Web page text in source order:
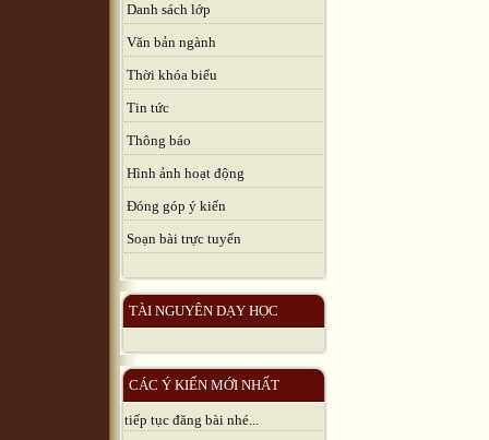
Danh sách lớp
Văn bản ngành
Thời khóa biểu
Tin tức
Thông báo
Hình ảnh hoạt động
Đóng góp ý kiến
Soạn bài trực tuyến
TÀI NGUYÊN DẠY HỌC
CÁC Ý KIẾN MỚI NHẤT
tiếp tục đăng bài nhé...